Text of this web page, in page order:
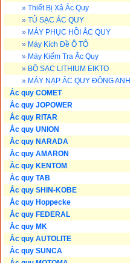
» Thiết Bị Xả Ắc Quy
» TỦ SẠC ẮC QUY
» MÁY PHỤC HỒI ẮC QUY
» Máy Kích Đề Ô TÔ
» Máy Kiểm Tra Ắc Quy
» BỘ SẠC LITHIUM EIKTO
» MÁY NẠP ẮC QUY ĐÔNG ANH
Ắc quy COMET
Ắc quy JOPOWER
Ắc quy RITAR
Ắc quy UNION
Ắc quy NARADA
Ắc quy AMARON
Ắc quy KENTOM
Ắc quy TAB
Ắc quy SHIN-KOBE
Ắc quy Hoppecke
Ắc quy FEDERAL
Ắc quy MK
Ắc quy AUTOLITE
Ắc quy SUNCA